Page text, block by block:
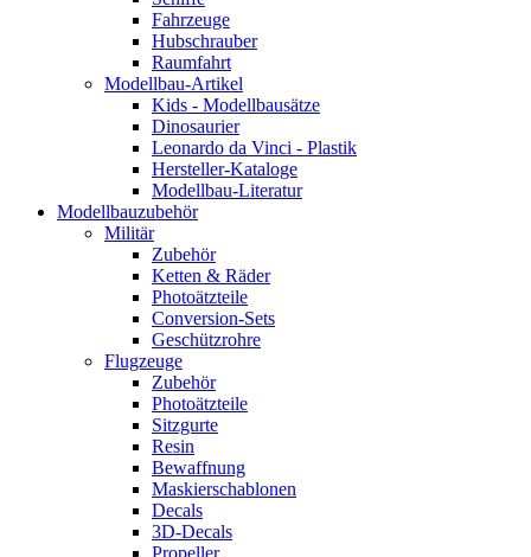
Fahrzeuge
Hubschrauber
Raumfahrt
Modellbau-Artikel
Kids - Modellbausätze
Dinosaurier
Leonardo da Vinci - Plastik
Hersteller-Kataloge
Modellbau-Literatur
Modellbauzubehör
Militär
Zubehör
Ketten & Räder
Photoätzteile
Conversion-Sets
Geschützrohre
Flugzeuge
Zubehör
Photoätzteile
Sitzgurte
Resin
Bewaffnung
Maskierschablonen
Decals
3D-Decals
Propeller